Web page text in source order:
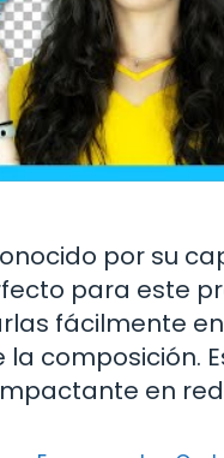
por su
para este
fácilmente
la composición.
en